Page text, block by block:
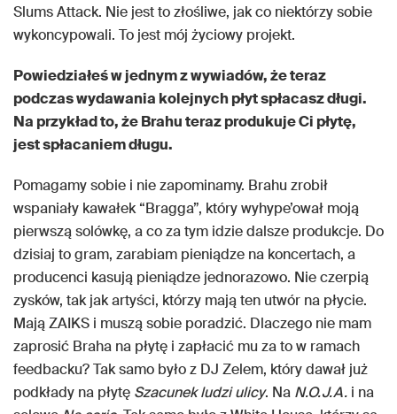
Slums Attack. Nie jest to złośliwe, jak co niektórzy sobie
wykoncypowali. To jest mój życiowy projekt.
Powiedziałeś w jednym z wywiadów, że teraz
podczas wydawania kolejnych płyt spłacasz długi.
Na przykład to, że Brahu teraz produkuje Ci płytę,
jest spłacaniem długu.
Pomagamy sobie i nie zapominamy. Brahu zrobił
wspaniały kawałek “Bragga”, który wyhype’ował moją
pierwszą solówkę, a co za tym idzie dalsze produkcje. Do
dzisiaj to gram, zarabiam pieniądze na koncertach, a
producenci kasują pieniądze jednorazowo. Nie czerpią
zysków, tak jak artyści, którzy mają ten utwór na płycie.
Mają ZAIKS i muszą sobie poradzić. Dlaczego nie mam
zaprosić Braha na płytę i zapłacić mu za to w ramach
feedbacku? Tak samo było z DJ Zelem, który dawał już
podkłady na płytę Szacunek ludzi ulicy. Na N.O.J.A. i na